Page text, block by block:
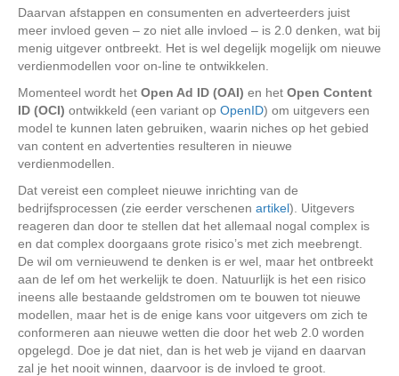
Daarvan afstappen en consumenten en adverteerders juist
meer invloed geven – zo niet alle invloed – is 2.0 denken, wat bij
menig uitgever ontbreekt. Het is wel degelijk mogelijk om nieuwe
verdienmodellen voor on-line te ontwikkelen.
Momenteel wordt het Open Ad ID (OAI) en het Open Content
ID (OCI) ontwikkeld (een variant op OpenID) om uitgevers een
model te kunnen laten gebruiken, waarin niches op het gebied
van content en advertenties resulteren in nieuwe
verdienmodellen.
Dat vereist een compleet nieuwe inrichting van de
bedrijfsprocessen (zie eerder verschenen artikel). Uitgevers
reageren dan door te stellen dat het allemaal nogal complex is
en dat complex doorgaans grote risico’s met zich meebrengt.
De wil om vernieuwend te denken is er wel, maar het ontbreekt
aan de lef om het werkelijk te doen. Natuurlijk is het een risico
ineens alle bestaande geldstromen om te bouwen tot nieuwe
modellen, maar het is de enige kans voor uitgevers om zich te
conformeren aan nieuwe wetten die door het web 2.0 worden
opgelegd. Doe je dat niet, dan is het web je vijand en daarvan
zal je het nooit winnen, daarvoor is de invloed te groot.